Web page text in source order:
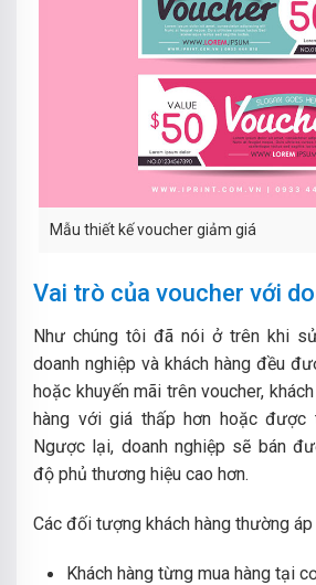
Mẫu thiết kế voucher giảm giá
Vai trò của voucher với
Như chúng tôi đã nói ở trên khi
doanh nghiệp và khách hàng đều
hoặc khuyến mãi trên voucher,
hàng với giá thấp hơn hoặc được
Ngược lại, doanh nghiệp sẽ bán
độ phủ thương hiệu cao hơn.
Các đối tượng khách hàng thường
Khách hàng từng mua hàng tại